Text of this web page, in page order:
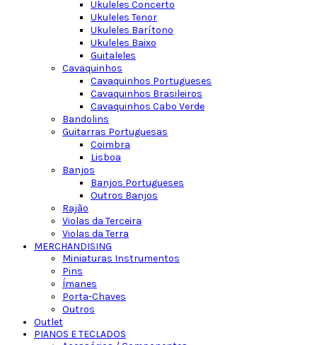
Ukuleles Concerto
Ukuleles Tenor
Ukuleles Barítono
Ukuleles Baixo
Guitaleles
Cavaquinhos
Cavaquinhos Portugueses
Cavaquinhos Brasileiros
Cavaquinhos Cabo Verde
Bandolins
Guitarras Portuguesas
Coimbra
Lisboa
Banjos
Banjos Portugueses
Outros Banjos
Rajão
Violas da Terceira
Violas da Terra
MERCHANDISING
Miniaturas Instrumentos
Pins
Ímanes
Porta-Chaves
Outros
Outlet
PIANOS E TECLADOS